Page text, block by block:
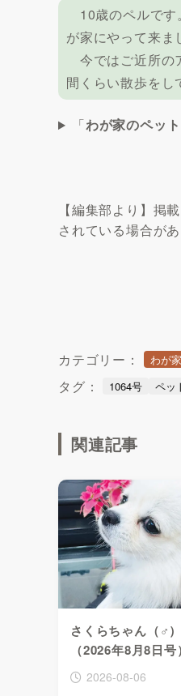
10歳のペルです
が家にやって来
今ではご近所の
間くらい散歩を
「わが家のペッ
【編集部より】掲
されている場合が
カテゴリー： わが
タグ： 1064号 ペッ
関連記事
さくらちゃん（♂
（2026年8月8日号）
2026-08-06